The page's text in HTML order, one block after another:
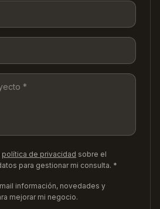
política de privacidad sobre el
para gestionar mi consulta. *
información, novedades y
mejorar mi negocio.